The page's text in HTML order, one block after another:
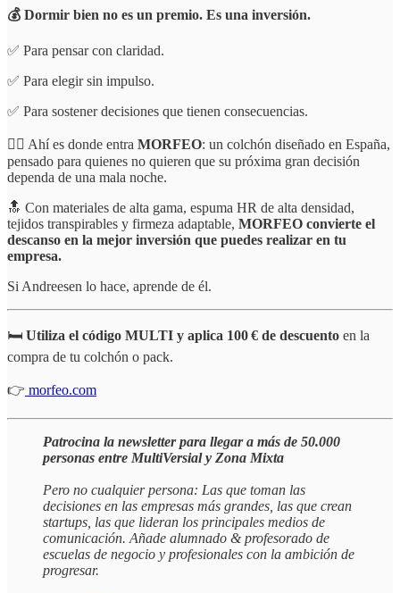
💰 Dormir bien no es un premio. Es una inversión.
✅ Para pensar con claridad.
✅ Para elegir sin impulso.
✅ Para sostener decisiones que tienen consecuencias.
☝🏻 Ahí es donde entra MORFEO: un colchón diseñado en España,
pensado para quienes no quieren que su próxima gran decisión
dependa de una mala noche.
🔝 Con materiales de alta gama, espuma HR de alta densidad,
tejidos transpirables y firmeza adaptable, MORFEO convierte el
descanso en la mejor inversión que puedes realizar en tu
empresa.
Si Andreesen lo hace, aprende de él.
🛏️ Utiliza el código MULTI y aplica 100 € de descuento en la
compra de tu colchón o pack.
👉 morfeo.com
Patrocina la newsletter para llegar a más de 50.000
personas entre MultiVersial y Zona Mixta
Pero no cualquier persona: Las que toman las
decisiones en las empresas más grandes, las que crean
startups, las que lideran los principales medios de
comunicación. Añade alumnado & profesorado de
escuelas de negocio y profesionales con la ambición de
progresar.